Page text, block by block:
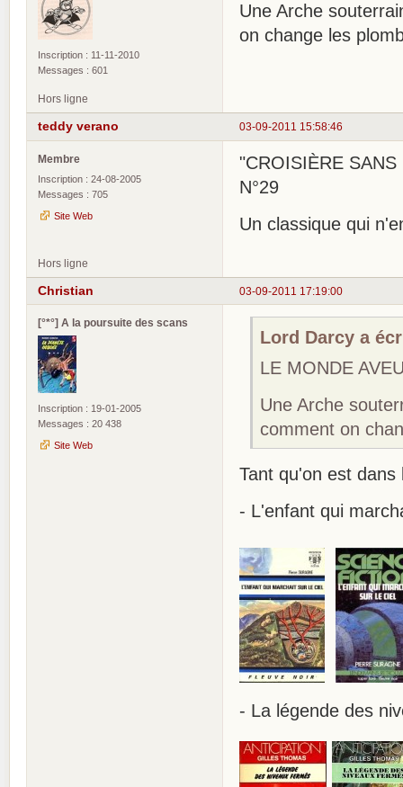
Inscription : 11-11-2010
Messages : 601
Une Arche
on change les
Hors ligne
03-09-2011 15:58:46
teddy verano
Membre
Inscription : 24-08-2005
Messages : 705
Site Web
"CROISIÈRE
N°29
Un classique qui
Hors ligne
03-09-2011 17:19:00
Christian
[°*°] A la poursuite des scans
Inscription : 19-01-2005
Messages : 20 438
Site Web
Lord Darcy a
LE MONDE
Une Arche
comment on
Tant qu'on est
- L'enfant qui
- La légende des